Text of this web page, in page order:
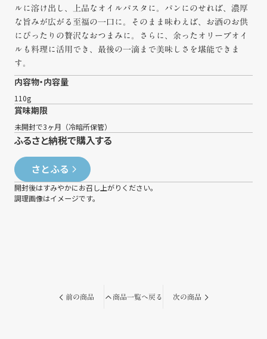
ルに溶け出し、上品なオイルパスタに。パンにのせれば、濃厚
な旨みが広がる至福の一口に。そのまま味わえば、お酒のお供
にぴったりの贅沢なおつまみに。さらに、余ったオリーブオイ
ルも料理に活用でき、最後の一滴まで美味しさを堪能できま
す。
内容物・内容量
110g
賞味期限
未開封で3ヶ月（冷暗所保管）
ふるさと納税で購入する
さとふる
開封後はすみやかにお召し上がりください。
調理画像はイメージです。
次の商品
前の商品 商品一覧へ戻る